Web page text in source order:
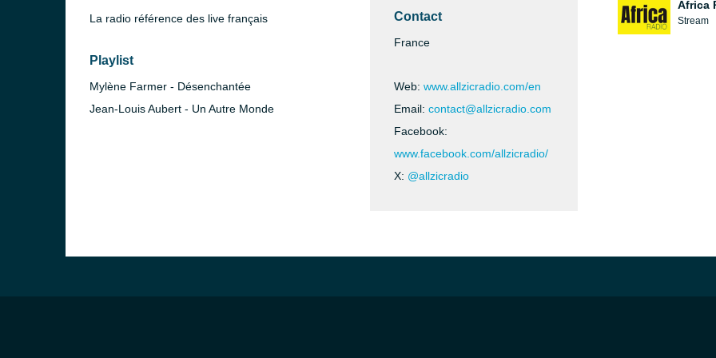
La radio référence des live français
Playlist
Mylène Farmer - Désenchantée
Jean-Louis Aubert - Un Autre Monde
Contact
France
Web: www.allzicradio.com/en
Email: contact@allzicradio.com
Facebook:
www.facebook.com/allzicradio/
X: @allzicradio
Africa
Stream